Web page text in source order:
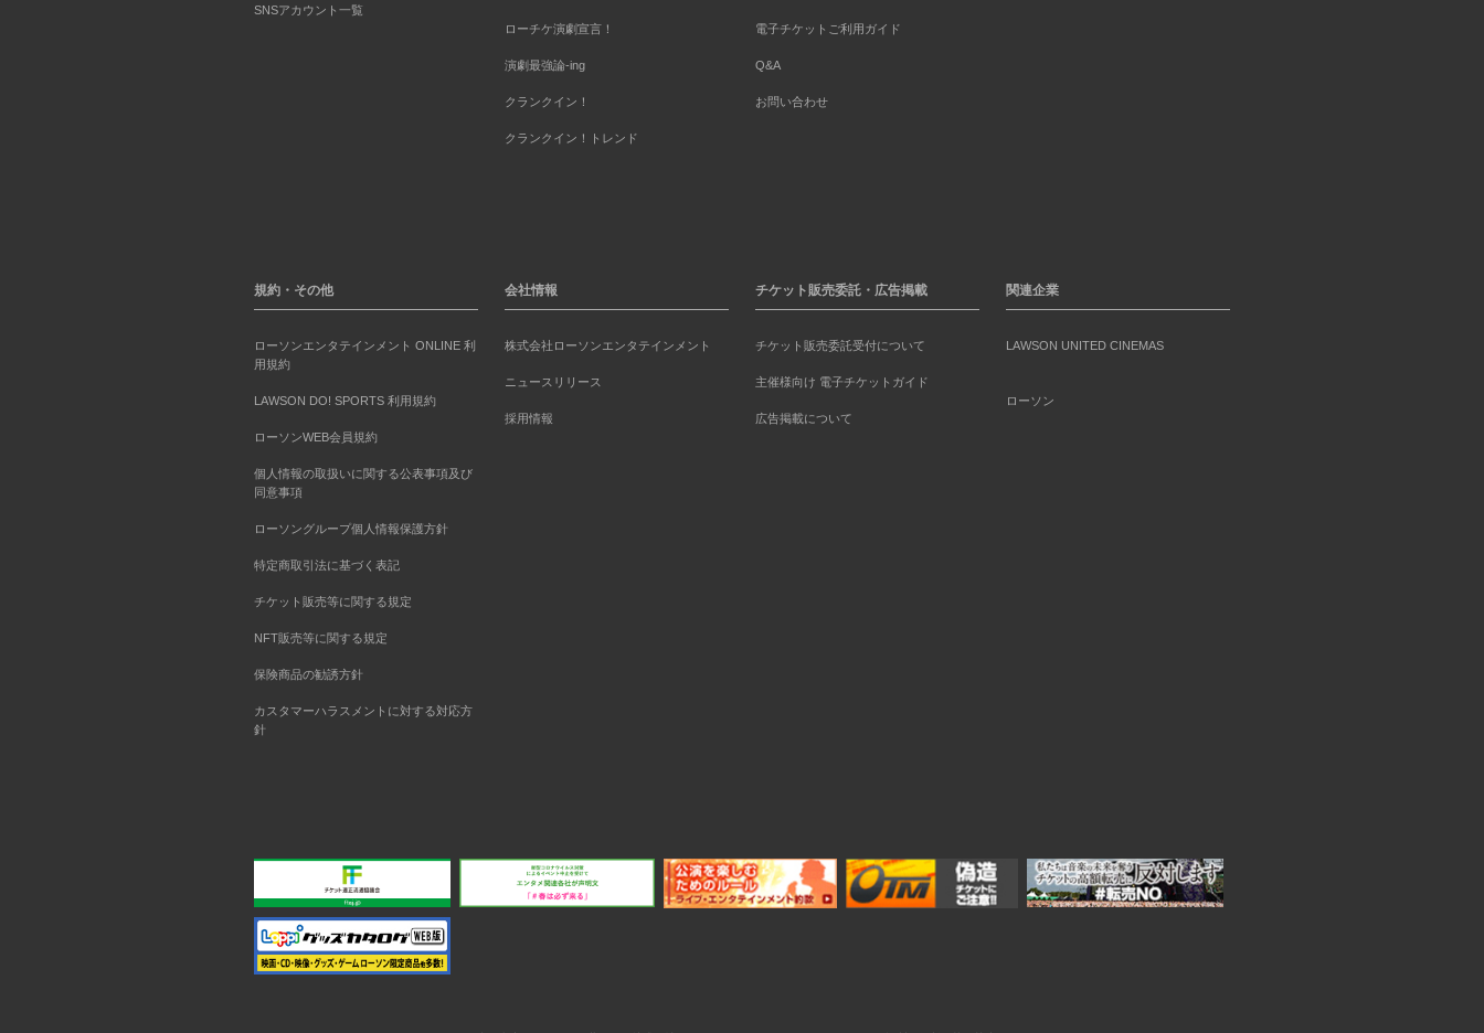
SNSアカウント一覧
ローチケ演劇宣言！
演劇最強論-ing
クランクイン！
クランクイン！トレンド
電子チケットご利用ガイド
Q&A
お問い合わせ
規約・その他
ローソンエンタテインメント ONLINE 利
用規約
LAWSON DO! SPORTS 利用規約
ローソンWEB会員規約
個人情報の取扱いに関する公表事項及び
同意事項
ローソングループ個人情報保護方針
特定商取引法に基づく表記
チケット販売等に関する規定
NFT販売等に関する規定
保険商品の勧誘方針
カスタマーハラスメントに対する対応方
針
会社情報
株式会社ローソンエンタテインメント
ニュースリリース
採用情報
チケット販売委託・広告掲載
チケット販売委託受付について
主催様向け 電子チケットガイド
広告掲載について
関連企業
LAWSON UNITED CINEMAS
ローソン